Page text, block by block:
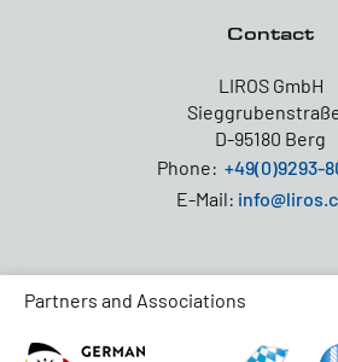
Contact
LIROS GmbH
D-95180 Berg
Phone: +49(0)9293-
E-Mail:
Partners and Associations